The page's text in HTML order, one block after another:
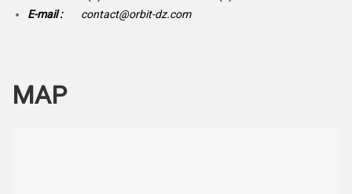
E-mail :
contact@orbit-dz.com
MAP